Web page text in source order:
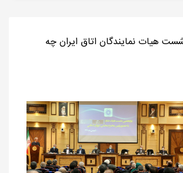
هیات نمایندگان اتاق ایران چه